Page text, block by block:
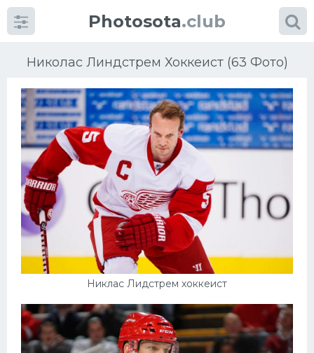
Photosota.club
Николас Линдстрем Хоккеист (63 Фото)
Никлас Лидстрем хоккеист
КатегорииФото
Еще картинки...
Футбол
Баскетбол
Велогонки
Конькобежный спорт